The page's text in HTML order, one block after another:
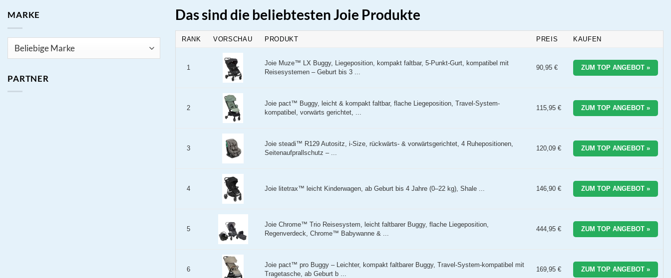
MARKE
PARTNER
Das sind die beliebtesten Joie Produkte
RANK VORSCHAU PRODUKT PREIS KAUFEN
1
Joie Muze™ LX Buggy, Liegeposition, kompakt faltbar, 5-Punkt-Gurt, kompatibel mit
Reisesystemen – Geburt bis 3 ...
90,95 € ZUM TOP ANGEBOT »
2
Joie pact™ Buggy, leicht & kompakt faltbar, flache Liegeposition, Travel-System-
kompatibel, vorwärts gerichtet, ...
115,95 € ZUM TOP ANGEBOT »
3
Joie steadi™ R129 Autositz, i-Size, rückwärts- & vorwärtsgerichtet, 4 Ruhepositionen,
Seitenaufprallschutz – ...
120,09 € ZUM TOP ANGEBOT »
4 Joie litetrax™ leicht Kinderwagen, ab Geburt bis 4 Jahre (0–22 kg), Shale ... 146,90 € ZUM TOP ANGEBOT »
5
Joie Chrome™ Trio Reisesystem, leicht faltbarer Buggy, flache Liegeposition,
Regenverdeck, Chrome™ Babywanne & ...
444,95 € ZUM TOP ANGEBOT »
6
Joie pact™ pro Buggy – Leichter, kompakt faltbarer Buggy, Travel-System-kompatibel mit
Tragetasche, ab Geburt b ...
169,95 € ZUM TOP ANGEBOT »